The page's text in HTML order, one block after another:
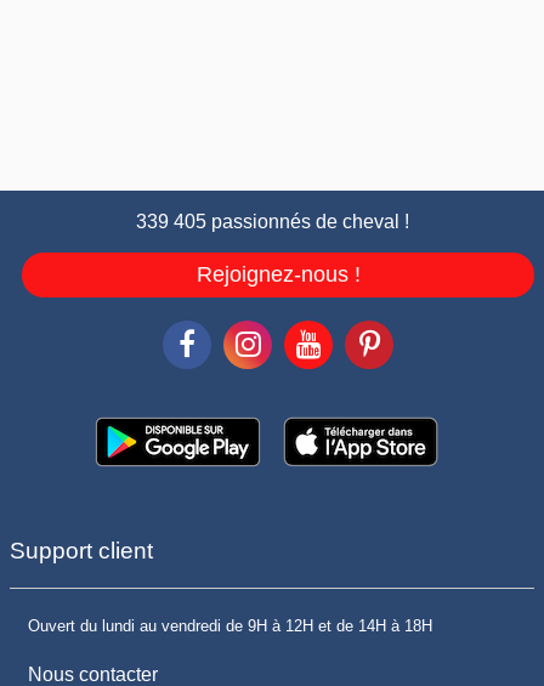
339 405 passionnés de cheval !
Rejoignez-nous !
Support client
Ouvert du lundi au vendredi de 9H à 12H et de 14H à 18H
Nous contacter